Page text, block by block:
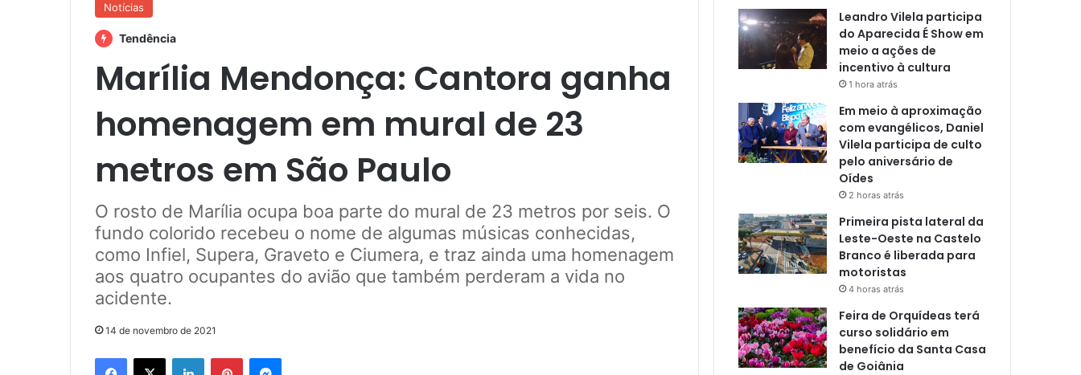
Notícias
Tendência
Marília Mendonça: Cantora ganha
homenagem em mural de 23
metros em São Paulo
O rosto de Marília ocupa boa parte do mural de 23 metros por seis. O
fundo colorido recebeu o nome de algumas músicas conhecidas,
como Infiel, Supera, Graveto e Ciumera, e traz ainda uma homenagem
aos quatro ocupantes do avião que também perderam a vida no
acidente.
14 de novembro de 2021
Facebook
X LinkedinPinterestMessenger
Leandro Vilela participa
do Aparecida É Show em
meio a ações de
incentivo à cultura
1 hora atrás
Em meio à aproximação
com evangélicos, Daniel
Vilela participa de culto
pelo aniversário de
Oídes
2 horas atrás
Primeira pista lateral da
Leste-Oeste na Castelo
Branco é liberada para
motoristas
4 horas atrás
Feira de Orquídeas terá
curso solidário em
benefício da Santa Casa
de Goiânia